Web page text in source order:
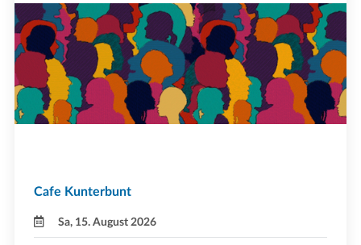
Cafe Kunterbunt
Sa, 15. August 2026